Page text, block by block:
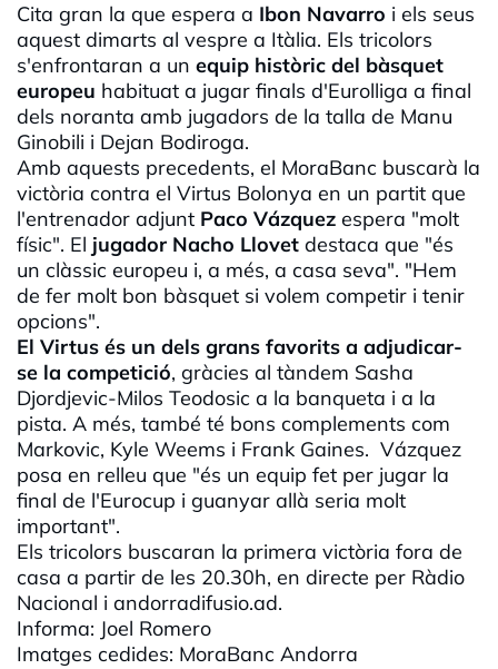
Cita gran la que espera a Ibon Navarro i els seus
aquest dimarts al vespre a Itàlia. Els tricolors
s'enfrontaran a un equip històric del bàsquet
europeu habituat a jugar finals d'Eurolliga a final
dels noranta amb jugadors de la talla de Manu
Ginobili i Dejan Bodiroga.
Amb aquests precedents, el MoraBanc buscarà la
victòria contra el Virtus Bolonya en un partit que
l'entrenador adjunt Paco Vázquez espera "molt
físic". El jugador Nacho Llovet destaca que "és
un clàssic europeu i, a més, a casa seva". "Hem
de fer molt bon bàsquet si volem competir i tenir
opcions".
El Virtus és un dels grans favorits a adjudicar-
se la competició, gràcies al tàndem Sasha
Djordjevic-Milos Teodosic a la banqueta i a la
pista. A més, també té bons complements com
Markovic, Kyle Weems i Frank Gaines. Vázquez
posa en relleu que "és un equip fet per jugar la
final de l'Eurocup i guanyar allà seria molt
important".
Els tricolors buscaran la primera victòria fora de
casa a partir de les 20.30h, en directe per Ràdio
Nacional i andorradifusio.ad.
Informa: Joel Romero
Imatges cedides: MoraBanc Andorra